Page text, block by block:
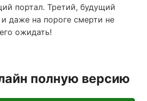
портал. Третий, будущий
даже на пороге смерти не
ожидать!
полную версию